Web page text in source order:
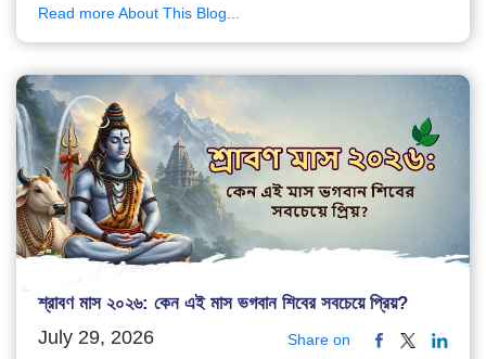
Read more About This Blog...
শ্রাবণ মাস ২০২৬: কেন এই মাস ভগবান শিবের সবচেয়ে প্রিয়?
July 29, 2026 Share on